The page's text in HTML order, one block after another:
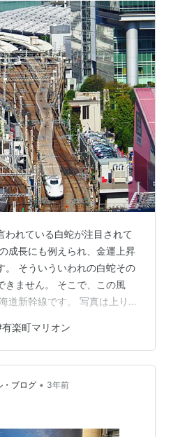
われている白蛇が注目されて
成長にも例えられ、金運上昇
。 そういういわれの白蛇その
きません。 そこで、この風
道新幹線です。 写真は上り線
ました。 思わず白蛇様～と
。 でもそう考えるとJR東海が
利益を上げている理由の一つ
係しているのかもしれませ
ル新幹線とちがい、白で統一
有楽町マリオン
・ブログ • 3年前